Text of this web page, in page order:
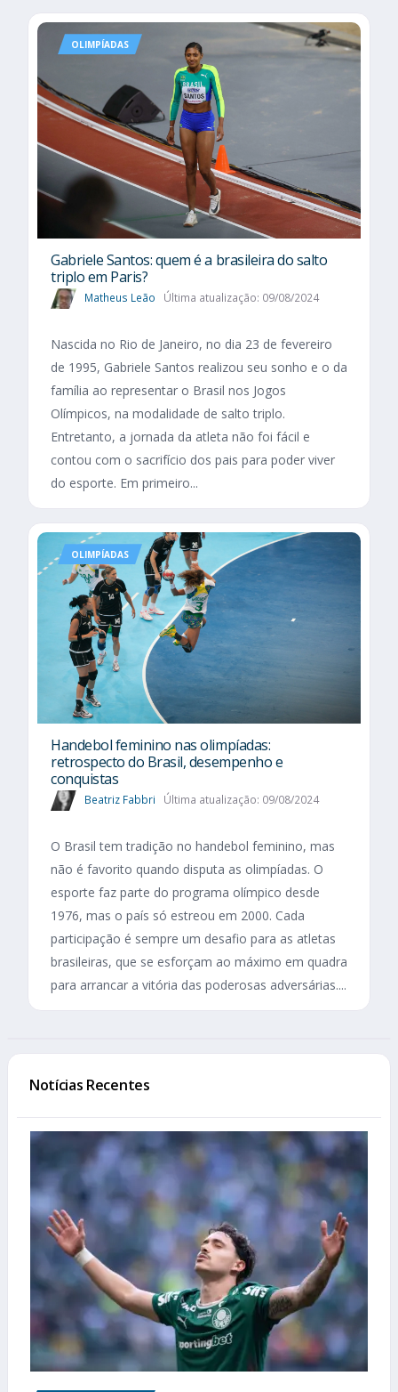
OLIMPÍADAS
Gabriele Santos: quem é a brasileira do salto
triplo em Paris?
Matheus Leão Última atualização: 09/08/2024
Nascida no Rio de Janeiro, no dia 23 de fevereiro
de 1995, Gabriele Santos realizou seu sonho e o da
família ao representar o Brasil nos Jogos
Olímpicos, na modalidade de salto triplo.
Entretanto, a jornada da atleta não foi fácil e
contou com o sacrifício dos pais para poder viver
do esporte. Em primeiro...
OLIMPÍADAS
Handebol feminino nas olimpíadas:
retrospecto do Brasil, desempenho e
conquistas
Beatriz Fabbri Última atualização: 09/08/2024
O Brasil tem tradição no handebol feminino, mas
não é favorito quando disputa as olimpíadas. O
esporte faz parte do programa olímpico desde
1976, mas o país só estreou em 2000. Cada
participação é sempre um desafio para as atletas
brasileiras, que se esforçam ao máximo em quadra
para arrancar a vitória das poderosas adversárias....
Notícias Recentes